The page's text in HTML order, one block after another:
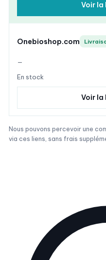
Voir la
Onebioshop.com
—
En stock
Voir la
Nous pouvons percevoir une
via ces liens, sans frais